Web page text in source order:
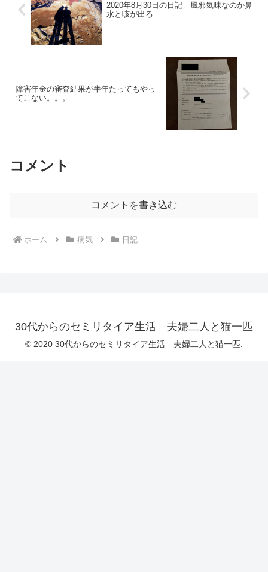
2020年8月30日の日記 風邪気味なのか鼻
水と咳が出る
障害年金の審査結果が半年たってもやっ
てこない。。。
コメント
コメントを書き込む
ホーム 病気 日記
30代からのセミリタイア生活 夫婦二人と猫一匹
© 2020 30代からのセミリタイア生活 夫婦二人と猫一匹.